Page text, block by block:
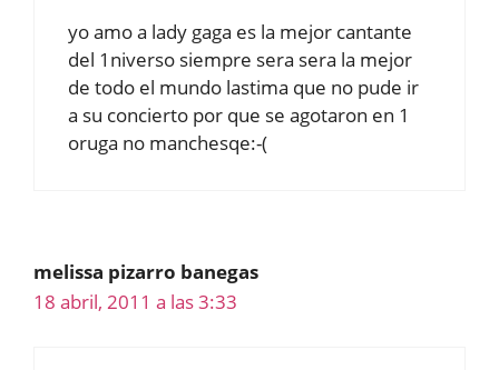
yo amo a lady gaga es la mejor cantante
del 1niverso siempre sera sera la mejor
de todo el mundo lastima que no pude ir
a su concierto por que se agotaron en 1
oruga no manchesqe:-(
melissa pizarro banegas
18 abril, 2011 a las 3:33